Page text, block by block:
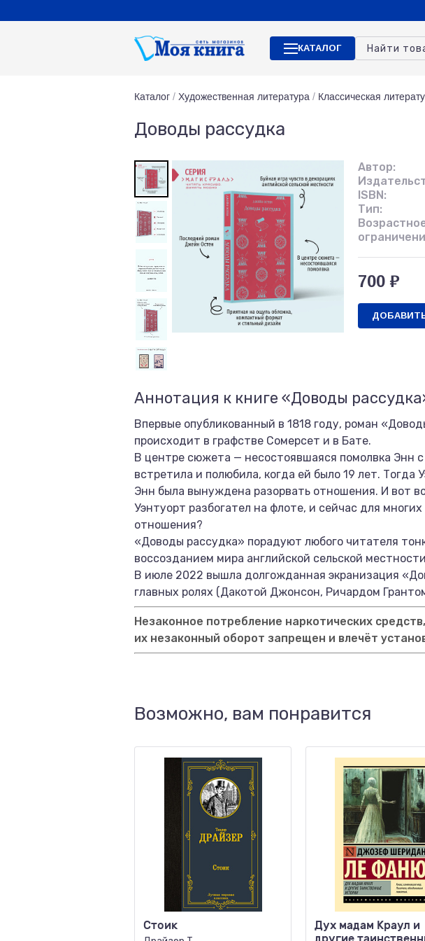
КАТАЛОГ
Каталог / Художественная литература / Классическая
Доводы рассудка
Автор:
ISBN:
Тип:
700 ₽
Аннотация к книге «Доводы
Впервые опубликованный в 1818 году, роман
происходит в графстве Сомерсет и в Бате.
В центре сюжета — несостоявшаяся помолвка Энн
встретила и полюбила, когда ей было 19 лет.
Энн была вынуждена разорвать отношения. И вот
Уэнтуорт разбогател на флоте, и сейчас для
отношения?
«Доводы рассудка» порадуют любого читателя
воссозданием мира английской сельской
В июле 2022 вышла долгожданная экранизация
главных ролях (Дакотой Джонсон, Ричардом
Незаконное потребление наркотических
их незаконный оборот запрещен и влечёт
Возможно, вам понравится
Стоик
Дух мадам Краул и